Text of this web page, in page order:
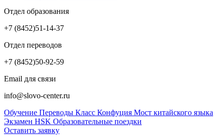
Отдел образования
+7 (8452)51-14-37
Отдел переводов
+7 (8452)50-92-59
Email для связи
info@slovo-center.ru
Обучение Переводы Класс Конфуция Мост китайского языка
Экзамен HSK Образовательные поездки
Оставить заявку